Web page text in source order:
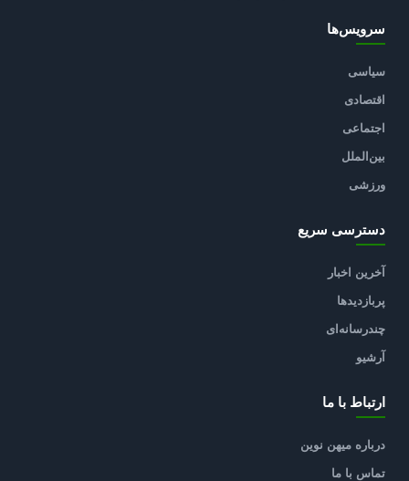
سرویس‌ها
سیاسی
اقتصادی
اجتماعی
بین‌الملل
ورزشی
دسترسی سریع
آخرین اخبار
پربازدیدها
چندرسانه‌ای
آرشیو
ارتباط با ما
درباره میهن نوین
تماس با ما